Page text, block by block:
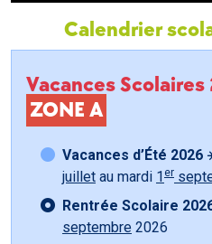
Calendrier
Vacances
ZONE A
Vacances d’Été 2026
juillet au mardi 1 er
Rentrée Scolaire
septembre 2026